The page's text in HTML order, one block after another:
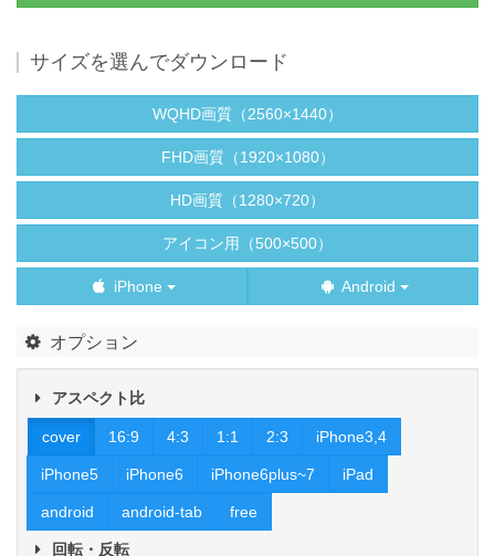
サイズを選んでダウンロード
WQHD画質（2560×1440）
FHD画質（1920×1080）
HD画質（1280×720）
アイコン用（500×500）
iPhone Android
オプション
アスペクト比
cover 16:9 4:3 1:1 2:3 iPhone3,4
iPhone5 iPhone6 iPhone6plus~7 iPad
android android-tab free
回転・反転